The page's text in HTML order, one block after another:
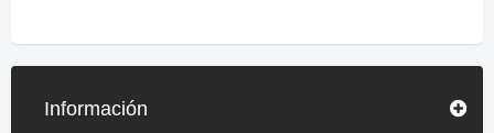
Información